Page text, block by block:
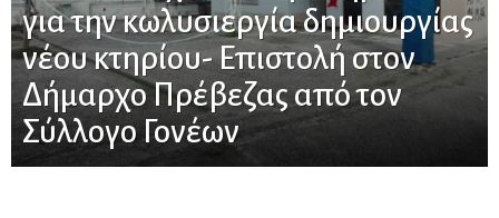
για την κωλυσιεργία δημιουργίας
νέου κτηρίου- Επιστολή στον
Δήμαρχο Πρέβεζας από τον
Σύλλογο Γονέων